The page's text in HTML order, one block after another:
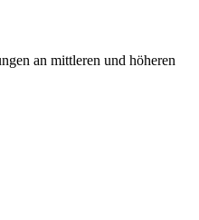
an mittleren und höheren